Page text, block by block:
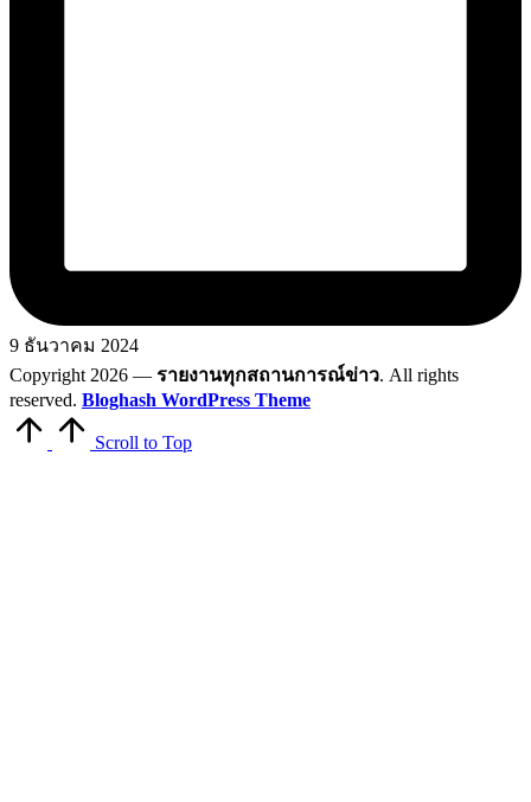
9 ธันวาคม 2024
Copyright 2026 — รายงานทุกสถานการณ์ข่าว. All rights
reserved. Bloghash WordPress Theme
Scroll to Top